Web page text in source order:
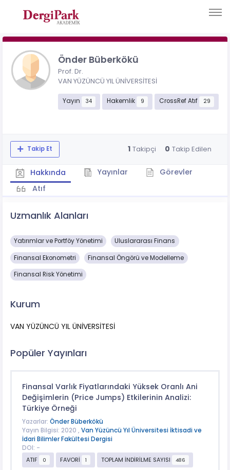
Önder Büberkökü
Prof. Dr.
VAN YÜZÜNCÜ YIL ÜNİVERSİTESİ
Yayın 34 Hakemlik 9 CrossRef Atıf 29
Takip Et 1 Takipçi 0 Takip Edilen
Hakkında Yayınlar
Görevler
Atıf
Uzmanlık Alanları
Yatırımlar ve Portföy Yönetimi Uluslararası Finans
Finansal Ekonometri Finansal Öngörü ve Modelleme
Finansal Risk Yönetimi
Kurum
VAN YÜZÜNCÜ YIL ÜNİVERSİTESİ
Popüler Yayınları
Finansal Varlık Fiyatlarındaki Yüksek Oranlı Ani
Değişimlerin (Price Jumps) Etkilerinin Analizi:
Türkiye Örneği
Yazarlar: Önder Büberkökü
Yayın Bilgisi: 2020 , Van Yüzüncü Yıl Üniversitesi İktisadi ve
İdari Bilimler Fakültesi Dergisi
DOI: -
ATIF
0 FAVORİ 1 TOPLAM İNDİRİLME SAYISI 486